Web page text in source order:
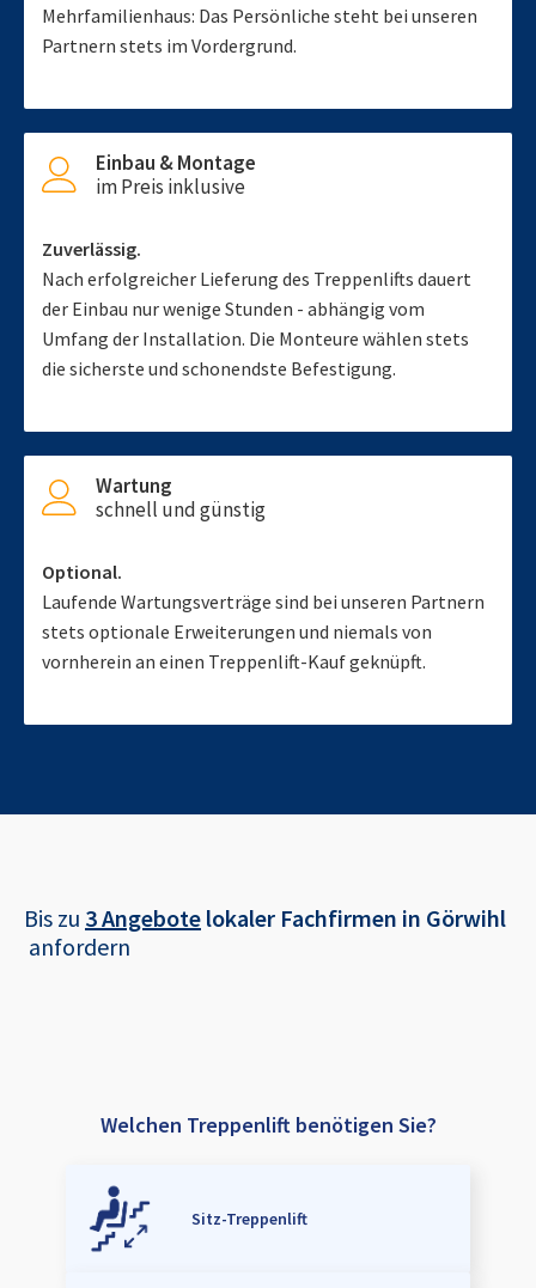
Mehrfamilienhaus: Das Persönliche steht bei unseren
Partnern stets im Vordergrund.
Einbau & Montage
im Preis inklusive
Zuverlässig.
Nach erfolgreicher Lieferung des Treppenlifts dauert
der Einbau nur wenige Stunden - abhängig vom
Umfang der Installation. Die Monteure wählen stets
die sicherste und schonendste Befestigung.
Wartung
schnell und günstig
Optional.
Laufende Wartungsverträge sind bei unseren Partnern
stets optionale Erweiterungen und niemals von
vornherein an einen Treppenlift-Kauf geknüpft.
Bis zu 3 Angebote lokaler Fachfirmen in Görwihl
anfordern
Welchen Treppenlift benötigen Sie?
Sitz-Treppenlift